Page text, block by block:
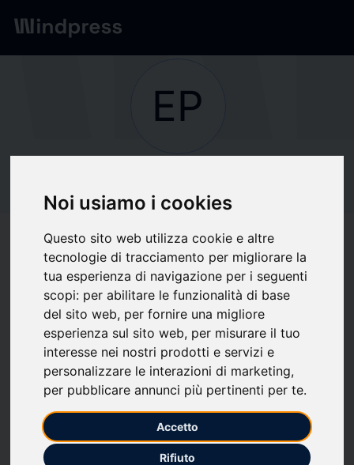
Noi usiamo i cookies
Questo sito web utilizza cookie e altre
tecnologie di tracciamento per migliorare la
tua esperienza di navigazione per i seguenti
scopi: per abilitare le funzionalità di base
del sito web, per fornire una migliore
esperienza sul sito web, per misurare il tuo
interesse nei nostri prodotti e servizi e
personalizzare le interazioni di marketing,
per pubblicare annunci più pertinenti per te.
Accetto
Rifiuto
Network/Society
EP
EPH Invest S.p.A.
favorite Follow updates
What we write about
FinanceIndustriaInvestment trustsSaving
Press releases View all press releases